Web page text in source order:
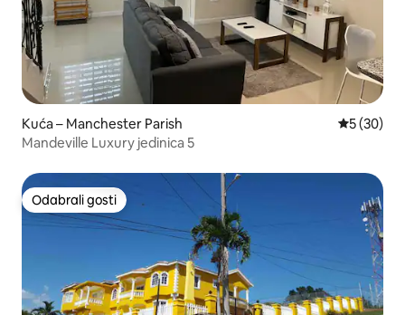
Kuća – Manchester Parish Prosječna
5 (30)
Mandeville Luxury jedinica 5
Odabrali gosti
Odabrali gosti